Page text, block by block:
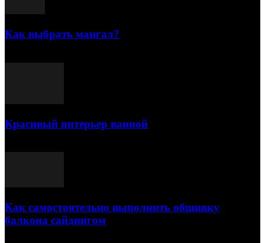
Как выбрать мангал?
Красивый интерьер ванной
Как самостоятельно выполнить обшивку
балкона сайдингом